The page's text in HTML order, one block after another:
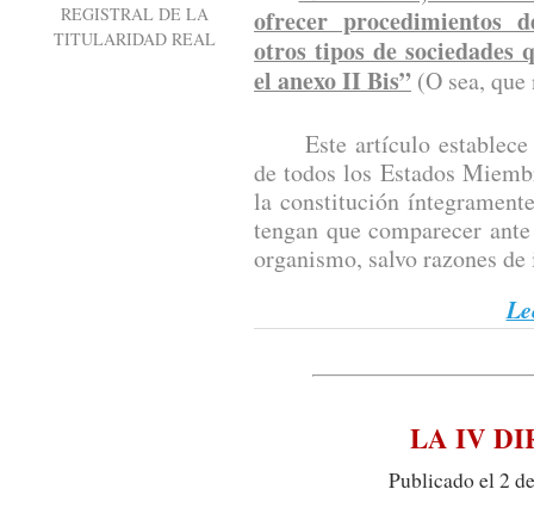
REGISTRAL DE LA
TITULARIDAD REAL
ofrecer procedimientos
otros tipos de sociedades
el anexo II Bis” (O sea,
Este artículo establece
de todos los Estados
la constitución
tengan que comparecer
organismo, salvo razones
LA IV
Publicado el 2